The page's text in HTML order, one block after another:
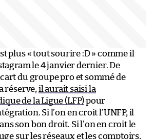
plus « tout sourire :D » comme il
le 4 janvier dernier. De
du groupe pro et sommé de
réserve, il aurait saisi la
de la Ligue (LFP)pour
Si l’on en croit l’UNFP, il
son bon droit. Si l’on en croit le
sur les réseaux et les comptoirs,